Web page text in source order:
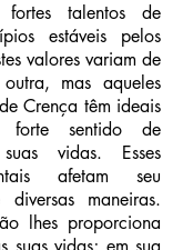
talentos de
estáveis pelos
valores variam de
mas aqueles
Crença têm ideais
forte sentido de
vidas. Esses
afetam seu
maneiras.
lhes proporciona